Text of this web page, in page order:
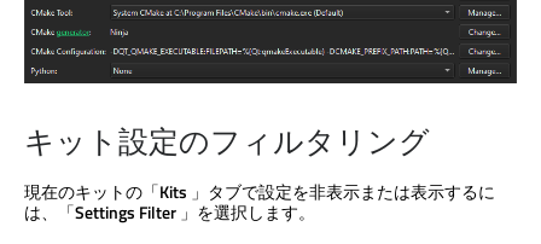
キット設定のフィルタリング
現在のキットの「Kits 」タブで設定を非表示または表示するに
は、「Settings Filter」を選択します。